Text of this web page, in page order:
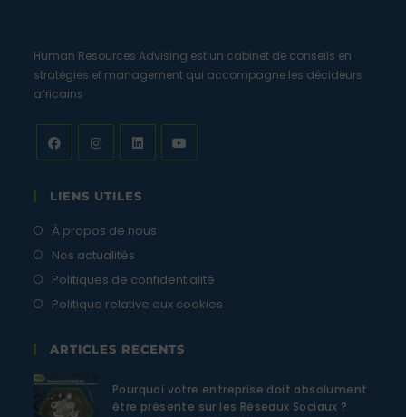
Human Resources Advising est un cabinet de conseils en
stratégies et management qui accompagne les décideurs
africains
LIENS UTILES
À propos de nous
Nos actualités
Politiques de confidentialité
Politique relative aux cookies
ARTICLES RÉCENTS
Pourquoi votre entreprise doit absolument
être présente sur les Réseaux Sociaux ?